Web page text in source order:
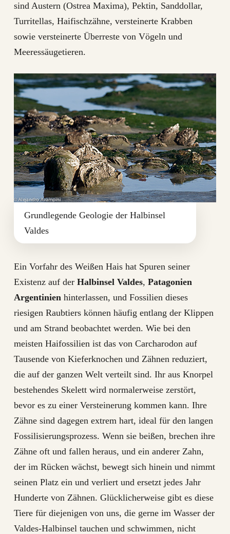
sind Austern (Ostrea Maxima), Pektin, Sanddollar,
Turritellas, Haifischzähne, versteinerte Krabben
sowie versteinerte Überreste von Vögeln und
Meeressäugetieren.
Grundlegende Geologie der Halbinsel
Valdes
Ein Vorfahr des Weißen Hais hat Spuren seiner
Existenz auf der Halbinsel Valdes, Patagonien
Argentinien hinterlassen, und Fossilien dieses
riesigen Raubtiers können häufig entlang der Klippen
und am Strand beobachtet werden. Wie bei den
meisten Haifossilien ist das von Carcharodon auf
Tausende von Kieferknochen und Zähnen reduziert,
die auf der ganzen Welt verteilt sind. Ihr aus Knorpel
bestehendes Skelett wird normalerweise zerstört,
bevor es zu einer Versteinerung kommen kann. Ihre
Zähne sind dagegen extrem hart, ideal für den langen
Fossilisierungsprozess. Wenn sie beißen, brechen ihre
Zähne oft und fallen heraus, und ein anderer Zahn,
der im Rücken wächst, bewegt sich hinein und nimmt
seinen Platz ein und verliert und ersetzt jedes Jahr
Hunderte von Zähnen. Glücklicherweise gibt es diese
Tiere für diejenigen von uns, die gerne im Wasser der
Valdes-Halbinsel tauchen und schwimmen, nicht